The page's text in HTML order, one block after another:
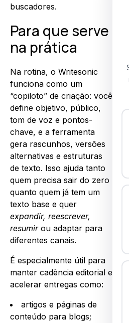
buscadores.
Para que serve
na prática
Na rotina, o Writesonic
funciona como um
“copiloto” de criação: você
define objetivo, público,
tom de voz e pontos-
chave, e a ferramenta
gera rascunhos, versões
alternativas e estruturas
de texto. Isso ajuda tanto
quem precisa sair do zero
quanto quem já tem um
texto base e quer
expandir, reescrever,
resumirou adaptar para
diferentes canais.
É especialmente útil para
manter cadência editorial e
acelerar entregas como:
artigos e páginas de
conteúdo para blogs;